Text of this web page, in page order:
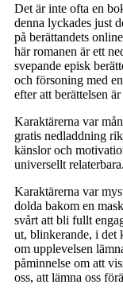
Det är inte ofta en
denna lyckades just
på berättandets
här romanen är ett
svepande episk
och försoning med
efter att berättelsen
Karaktärerna var
gratis nedladdning
känslor och
universellt relaterbara.
Karaktärerna var
dolda bakom en
svårt att bli fullt
ut, blinkerande, i det
om upplevelsen
påminnelse om att
oss, att lämna oss